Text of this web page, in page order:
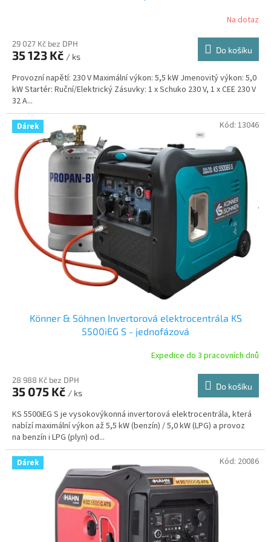
Na dotaz
29 027 Kč bez DPH
35 123 Kč / ks
Do košíku
Provozní napětí: 230 V Maximální výkon: 5,5 kW Jmenovitý výkon: 5,0
kW Startér: Ruční/Elektrický Zásuvky: 1 x Schuko 230 V, 1 x CEE 230 V
32 A...
Dárek
Könner & Söhnen Invertorová elektrocentrála KS
5500iEG S - jednofázová
Expedice do 3 pracovních dnů
28 988 Kč bez DPH
35 075 Kč / ks
Do košíku
KS 5500iEG S je vysokovýkonná invertorová elektrocentrála, která
nabízí maximální výkon až 5,5 kW (benzín) / 5,0 kW (LPG) a provoz
na benzín i LPG (plyn) od...
Kód: 13046
Dárek Kód: 20086